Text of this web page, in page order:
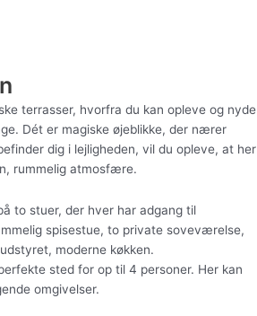
terrasser, hvorfra du kan opleve og nyde
Dét er magiske øjeblikke, der nærer
dig i lejligheden, vil du opleve, at her
rummelig atmosfære.
to stuer, der hver har adgang til
spisestue, to private soveværelse,
moderne køkken.
sted for op til 4 personer. Her kan
omgivelser.